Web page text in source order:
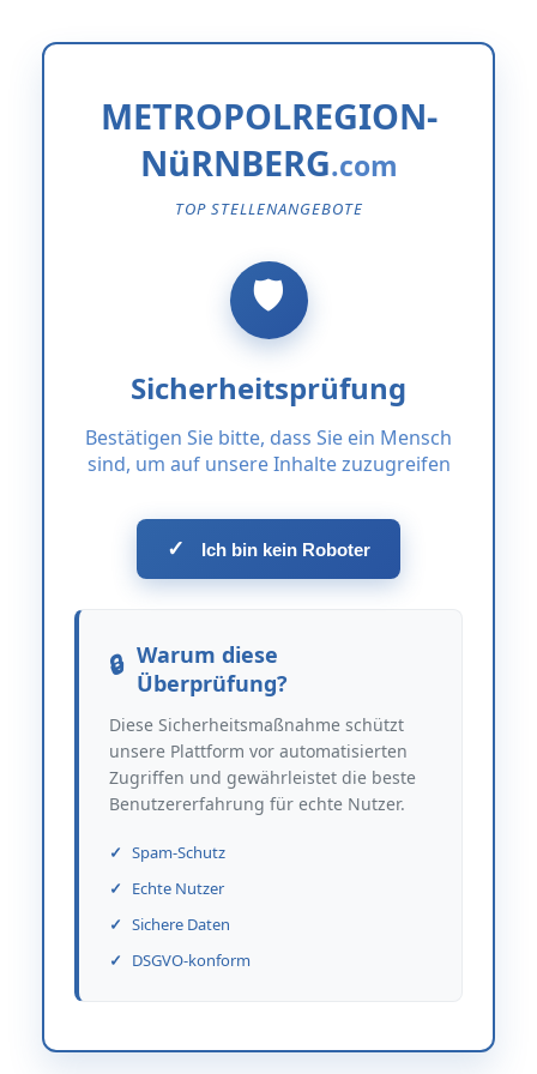
METROPOLREGION-
NüRNBERG
TOP STELLENANGEBOTE
Sicherheitsprüfung
Bestätigen Sie bitte, dass Sie ein Mensch
sind, um auf unsere Inhalte zuzugreifen
✓ Ich bin kein Roboter
Warum diese
Überprüfung?
Diese Sicherheitsmaßnahme schützt
unsere Plattform vor automatisierten
Zugriffen und gewährleistet die beste
Benutzererfahrung für echte Nutzer.
Spam-Schutz
Echte Nutzer
Sichere Daten
DSGVO-konform